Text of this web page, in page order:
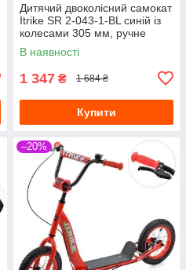
Дитячий двоколісний самокат
Itrike SR 2-043-1-BL синій із
колесами 305 мм, ручне
гальмо
В наявності
1 347 ₴ 1 684 ₴
Купити
–20%